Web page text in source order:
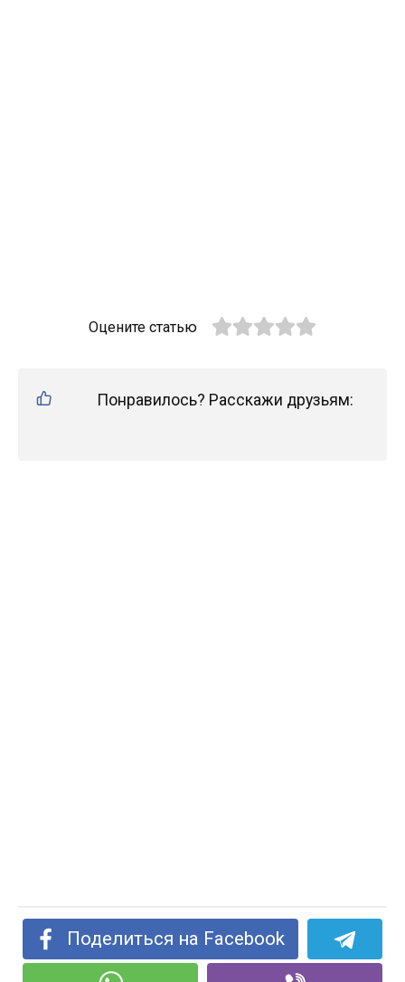
Оцените статью
Понравилось? Расскажи друзьям:
Поделиться на Facebook